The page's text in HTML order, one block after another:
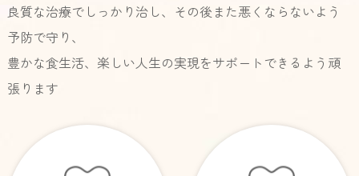
良質な治療でしっかり治し、その後また悪くならないよう
予防で守り、
豊かな食生活、楽しい人生の実現をサポートできるよう頑
張ります